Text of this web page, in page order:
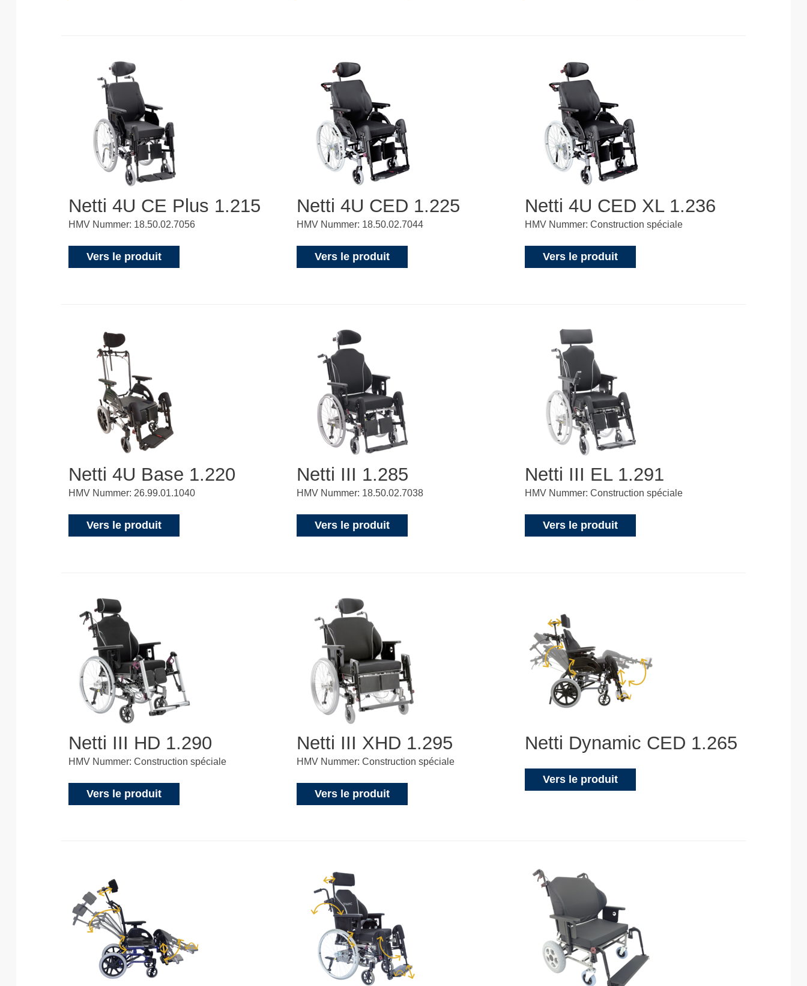
Netti 4U CE Plus 1.215
HMV Nummer: 18.50.02.7056
Vers le produit
Netti 4U CED 1.225
HMV Nummer: 18.50.02.7044
Vers le produit
Netti 4U CED XL 1.236
HMV Nummer: Construction spéciale
Vers le produit
Netti 4U Base 1.220
HMV Nummer: 26.99.01.1040
Vers le produit
Netti III 1.285
HMV Nummer: 18.50.02.7038
Vers le produit
Netti III EL 1.291
HMV Nummer: Construction spéciale
Vers le produit
Netti III HD 1.290
HMV Nummer: Construction spéciale
Vers le produit
Netti III XHD 1.295
HMV Nummer: Construction spéciale
Vers le produit
Netti Dynamic CED 1.265
Vers le produit